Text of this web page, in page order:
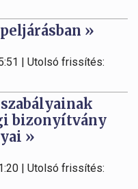
»
| Utolsó frissítés:
bizonyítvány
»
| Utolsó frissítés: